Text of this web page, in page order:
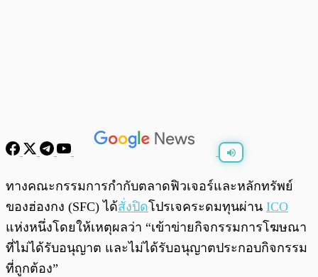
0:00 0:00
ทางคณะกรรมการกำกับตลาดฟิวเจอร์และหลักทรัพย์
ของฮ่องกง (SFC) ได้สั่งปิดโปรเจคระดมทุนผ่าน ICO
แห่งหนึ่งโดยให้เหตุผลว่า “เข้าข่ายกิจกรรมการโฆษณา
ที่ไม่ได้รับอนุญาต และไม่ได้รับอนุญาตประกอบกิจกรรม
ที่ถูกต้อง”